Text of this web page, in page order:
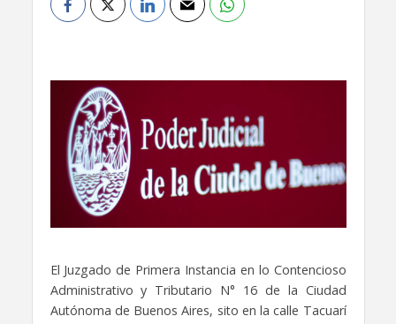
El Juzgado de Primera Instancia en lo Contencioso
Administrativo y Tributario N° 16 de la Ciudad
Autónoma de Buenos Aires, sito en la calle Tacuarí